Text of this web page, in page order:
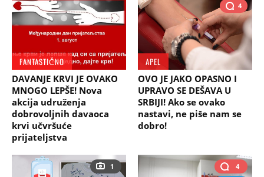
FANTASTIČNO
DAVANJE KRVI JE OVAKO
MNOGO LEPŠE! Nova
akcija udruženja
dobrovoljnih davaoca
krvi učvršuće
prijateljstva
4
APEL
OVO JE JAKO OPASNO I
UPRAVO SE DEŠAVA U
SRBIJI! Ako se ovako
nastavi, ne piše nam se
dobro!
1
4